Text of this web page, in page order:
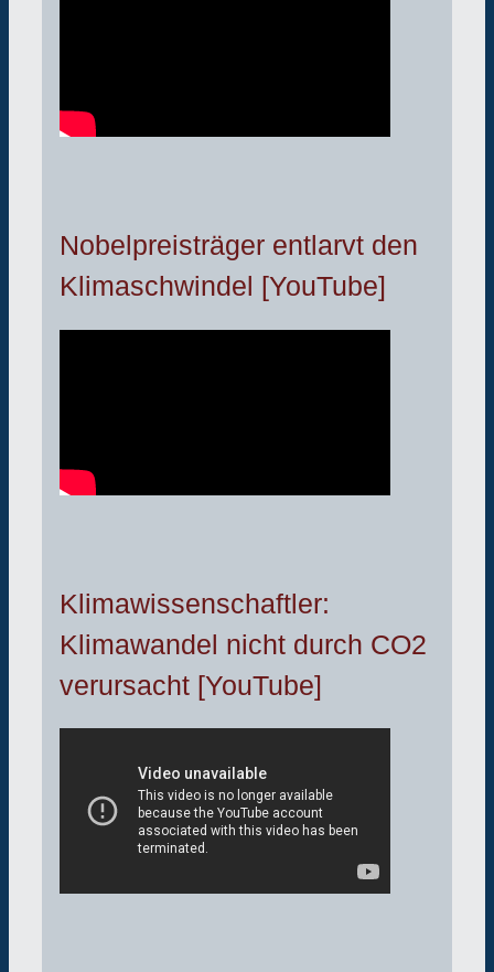
Nobelpreisträger entlarvt den
Klimaschwindel [YouTube]
Klimawissenschaftler:
Klimawandel nicht durch CO2
verursacht [YouTube]